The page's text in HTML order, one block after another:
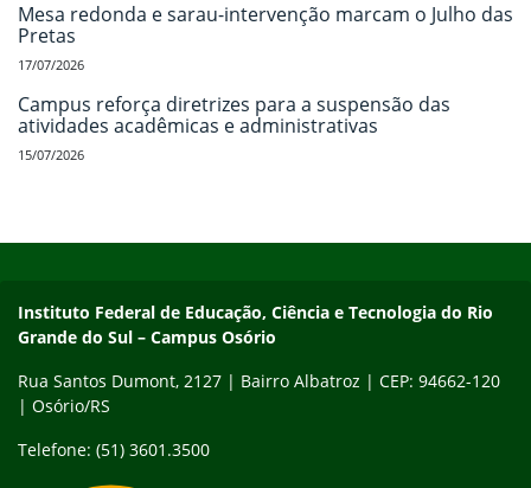
Mesa redonda e sarau-intervenção marcam o Julho das
Pretas
17/07/2026
Campus reforça diretrizes para a suspensão das
atividades acadêmicas e administrativas
15/07/2026
Instituto Federal de Educação, Ciência e Tecnologia do Rio
Instituto Federal de Educação, Ciência e Tecnologia do Rio
Grande do Sul – Campus Osório
Rua Santos Dumont, 2127 | Bairro Albatroz | CEP: 94662-120
| Osório/RS
Telefone: (51) 3601.3500